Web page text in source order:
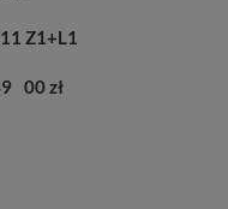
Z1+L1
00 zł